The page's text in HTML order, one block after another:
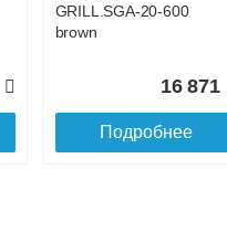
GRILL.SGA-20-600
brown
16 871
Подробнее